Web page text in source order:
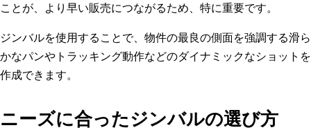
ことが、より早い販売につながるため、特に重要です。
ジンバルを使用することで、物件の最良の側面を強調する滑ら
かなパンやトラッキング動作などのダイナミックなショットを
作成できます。
ニーズに合ったジンバルの選び方